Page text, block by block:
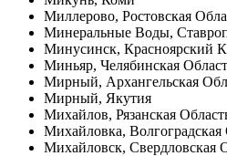
Миллерово, Ростовская
Минеральные Воды,
Минусинск, Красноярский
Миньяр, Челябинская
Мирный, Архангельская
Мирный, Якутия
Михайлов, Рязанская
Михайловка, Волгоградская
Михайловск, Свердловская